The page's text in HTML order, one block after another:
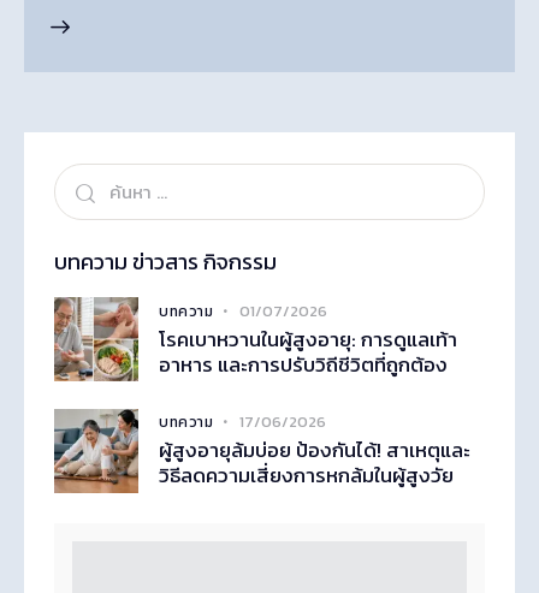
บทความ ข่าวสาร กิจกรรม
บทความ 01/07/2026
โรคเบาหวานในผู้สูงอายุ: การดูแลเท้า
อาหาร และการปรับวิถีชีวิตที่ถูกต้อง
บทความ 17/06/2026
ผู้สูงอายุล้มบ่อย ป้องกันได้! สาเหตุและ
วิธีลดความเสี่ยงการหกล้มในผู้สูงวัย